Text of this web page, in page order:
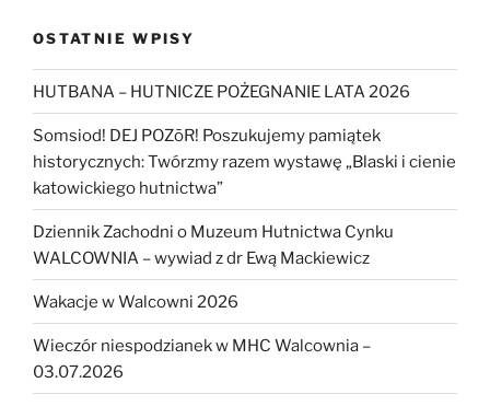
OSTATNIE WPISY
HUTBANA – HUTNICZE POŻEGNANIE LATA 2026
Somsiod! DEJ POZōR! Poszukujemy pamiątek
historycznych: Twórzmy razem wystawę „Blaski i cienie
katowickiego hutnictwa”
Dziennik Zachodni o Muzeum Hutnictwa Cynku
WALCOWNIA – wywiad z dr Ewą Mackiewicz
Wakacje w Walcowni 2026
Wieczór niespodzianek w MHC Walcownia –
03.07.2026